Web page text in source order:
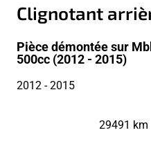
Clignotant
Pièce démontée sur
500cc (2012 - 2015)
2012- 2015
29491 km